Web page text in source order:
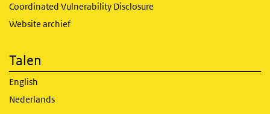
Coordinated Vulnerability Disclosure
Website archief
Talen
English
Nederlands